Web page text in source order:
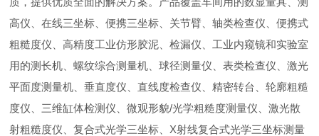
高仪、在线三坐标、便携三坐标、关节臂、轴类检查仪、便携式
粗糙度仪、高精度工业仿形胶泥、检漏仪、工业内窥镜和实验室
用的测长机、螺纹综合测量机、球径测量仪、表类检查仪、激光
平面度测量机、垂直度仪、直线度检查仪、精密转台、轮廓粗糙
度仪、三维缸体检测仪、微观形貌/光学粗糙度测量仪、激光散
射粗糙度仪、复合式光学三坐标、X射线复合式光学三坐标测量